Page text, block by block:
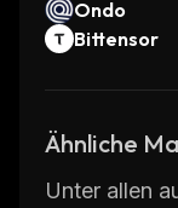
Ondo
Bittensor
Ähnliche
Unter allen